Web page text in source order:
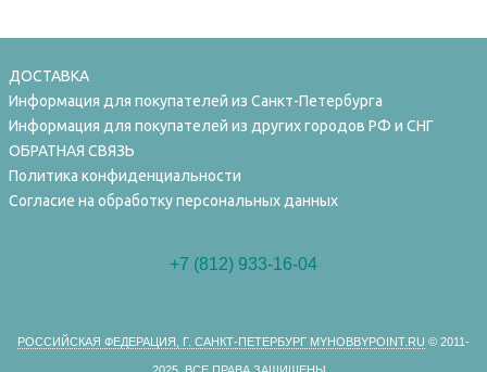
ДОСТАВКА
Информация для покупателей из Санкт-Петербурга
Информация для покупателей из других городов РФ и СНГ
ОБРАТНАЯ СВЯЗЬ
Политика конфиденциальности
Согласие на обработку персональных данных
+7 (812) 933-16-04
РОССИЙСКАЯ ФЕДЕРАЦИЯ, Г. САНКТ-ПЕТЕРБУРГ MYHOBBYPOINT.RU © 2011-